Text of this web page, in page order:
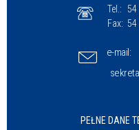
Tel.: 54
Fax: 54
e-mail:
PEŁNE DANE